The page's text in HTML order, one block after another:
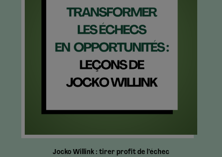
Jocko Willink : tirer profit de l’échec